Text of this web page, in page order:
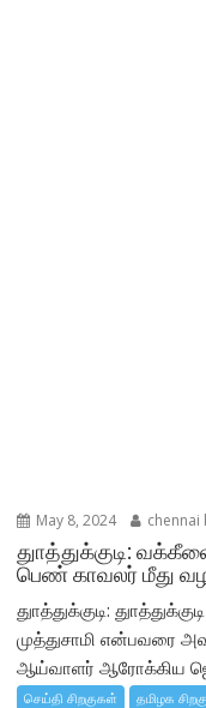
May 8, 2024 chennai
துாத்துக்குடி:
பெண் காவலர் மீது
துாத்துக்குடி:
முத்துசாமி என்பவரை
ஆய்வாளர் ஆரோக்கிய
செய்தி சிறகுகள் தமிழக